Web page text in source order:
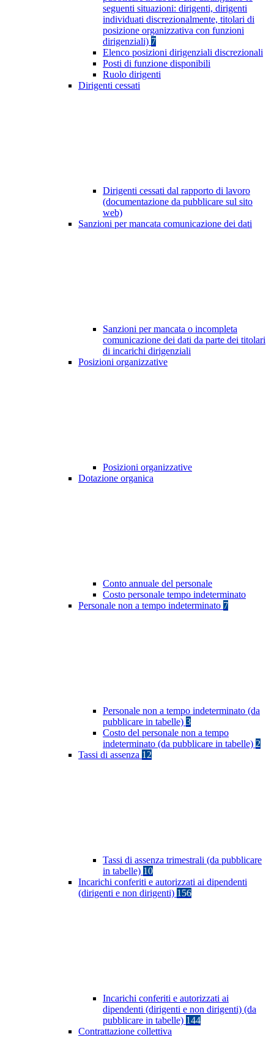
seguenti situazioni: dirigenti, dirigenti
individuati discrezionalmente, titolari di
posizione organizzativa con funzioni
dirigenziali) 7
Elenco posizioni dirigenziali discrezionali
Posti di funzione disponibili
Ruolo dirigenti
Dirigenti cessati
Dirigenti cessati dal rapporto di lavoro
(documentazione da pubblicare sul sito
web)
Sanzioni per mancata comunicazione dei dati
Sanzioni per mancata o incompleta
comunicazione dei dati da parte dei titolari
di incarichi dirigenziali
Posizioni organizzative
Posizioni organizzative
Dotazione organica
Conto annuale del personale
Costo personale tempo indeterminato
Personale non a tempo indeterminato 7
Personale non a tempo indeterminato (da
pubblicare in tabelle) 3
Costo del personale non a tempo
indeterminato (da pubblicare in tabelle) 2
Tassi di assenza 12
Tassi di assenza trimestrali (da pubblicare
in tabelle) 10
Incarichi conferiti e autorizzati ai dipendenti
(dirigenti e non dirigenti) 156
Incarichi conferiti e autorizzati ai
dipendenti (dirigenti e non dirigenti) (da
pubblicare in tabelle) 144
Contrattazione collettiva